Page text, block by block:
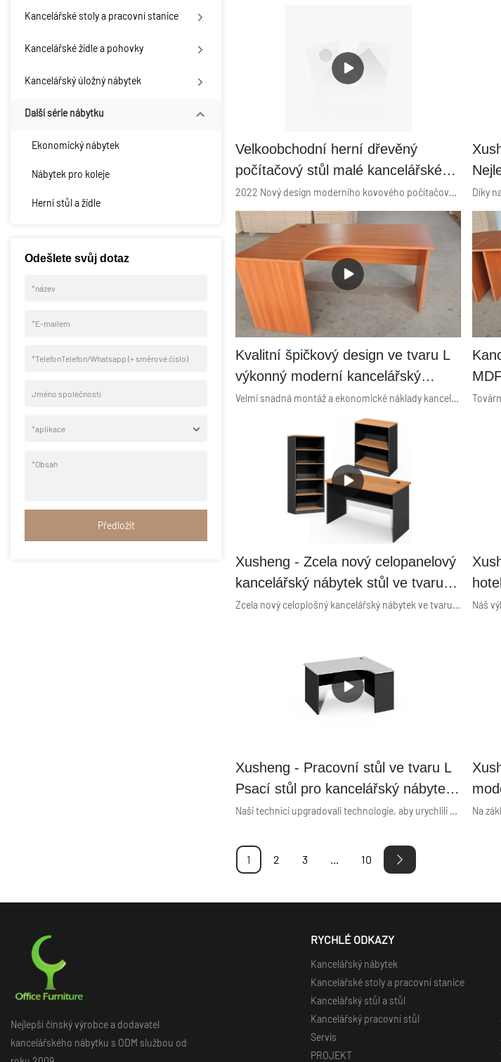
Kancelářské stoly a pracovní stanice
Kancelářské židle a pohovky
Kancelářský úložný nábytek
Další série nábytku
Ekonomický nábytek
Nábytek pro koleje
Herní stůl a židle
Odešlete svůj dotaz
*název
*E-mailem
*TelefonTelefon/Whatsapp (+ směrové číslo)
Jméno společnosti
*aplikace
*Obsah
Předložit
Velkoobchodní herní dřevěný
počítačový stůl malé kancelářské
stoly kovový studijní stůl pc
počítačový stůl za výhodnou cenu -
Xusheng
2022 Nový design moderního kovového počítačového stolu. Výrobci zakázkového multifunkčního dřevěného nábytku s kovovými nohami. Počítačový stůl má velmi univerzální charakter. Stůl byl připraven pro řadu použití. Používá se pro počítačové hry, ale také jako pracoviště nebo nábytek pro každodenní studentský život. Pokud chcete spojit svou profesionální činnost se zábavou na jednom místě, prezentovaný počítačový stůl je perfektním doporučením. Spoje všech dílů byly pečlivě navrženy tak, aby byla zajištěna příkladná stabilita. Ideální pro práci, učení a hraní her
tvar
Kvalitní špičkový design ve tvaru L
výkonný moderní kancelářský
ředitelský stůl moderní kancelářský
ředitelský stůl s odkládacím stolkem
Velmi snadná montáž a ekonomické náklady kancelářské manažerské stoly. Dřevěný výkonný kancelářský stůl kancelářský stůl ve tvaru L se specifikacemi odkládacího stolku. Výkonný ředitel výrobce stolů pro desku stolu o tloušťce 25 mm, 40 mm, 50 mm. Špičkový design ve tvaru L výkonný moderní kancelářský ředitelský stůl moderní kancelářský ředitelský stůl s odkládacím stolkem ve srovnání s podobnými produkty na trhu má nesrovnatelné vynikající výhody, pokud jde o výkon, kvalitu, vzhled atd., a těší se dobré pověsti na trhu. Xusheng shrnuje nedostatky minulých produktů a neustále je vylepšuje. Specifikace špičkového designu ve tvaru L, výkonný moderní kancelářský ředitelský stůl moderní kancelářský ředitelský stůl s bočním stolkem, lze přizpůsobit podle vašich potřeb.
Xusheng - Zcela nový celopanelový
kancelářský nábytek stůl ve tvaru L
oblíbený počítačový stůl řady
Zcela nový celoplošný kancelářský nábytek ve tvaru L stůl populární výzkum a vývoj počítačových stolů se spoléhají na dlouholeté zkušenosti na trhu a silné vědecké výzkumné technologie. A naše odborné znalosti a technologie umožňují řešení šitá na míru pro každého zákazníka.
Xusheng - Pracovní stůl ve tvaru L
Psací stůl pro kancelářský nábytek
Moderní dřevěný CF -L1612A 3~5
Morden Panel CKD Economy series
Naši technici upgradovali technologie, aby urychlili náš výrobní proces, snížili náklady a zvýšili hodnotu produktu. Na základě těchto výhod je pracovní stůl ve tvaru L pro kancelářský nábytek Moderní dřevěný CF -L1612A 3~5 let 25/ 18mm ISO9001 30 ks Morden Panel CKD je lepší v oblasti kancelářských stolů.
1 2 3 ... 10
Nejlepší čínský výrobce a dodavatel
kancelářského nábytku s ODM službou od
RYCHLÉ ODKAZY
Kancelářský nábytek
Kancelářské stoly a pracovní stanice
Kancelářský stůl a stůl
Kancelářský pracovní stůl
Servis
PROJEKT